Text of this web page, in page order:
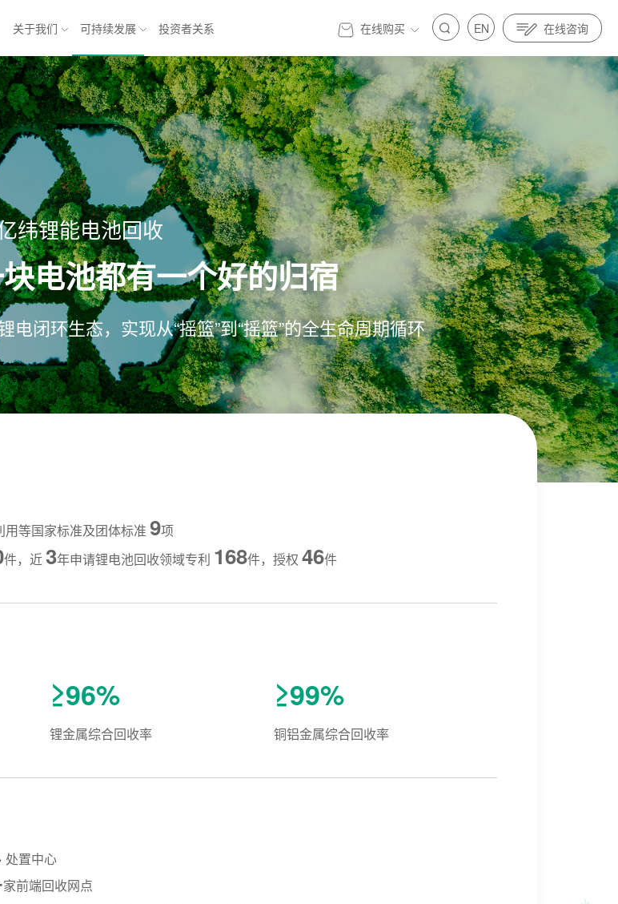
关于我们 可持续发展 投资者关系 在线购买
官方商城
EN 在线咨询
形三元电池
包铁锂电池
组
电池系统
产业发展 标准先行｜亿纬锂能金源机器人全面参与制定人
形机器人与具身智能标准
决方案
商业应用
产业发展 标准先行｜亿纬锂能金源机器人全面参与制定人
形机器人与具身智能标准
纬锂能电池回收
电池都有一个好的归宿
电闭环生态，实现从“摇篮”到“摇篮”的全生命周期循环
用等国家标准及团体标准9项
件，近3年申请锂电池回收领域专利 168件，授权46件
≥96%
锂金属综合回收率
≥99%
铜铝金属综合回收率
置中心
家前端回收网点